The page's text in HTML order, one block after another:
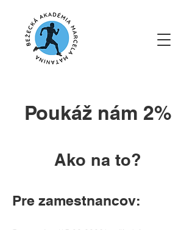
Poukáž nám 2%
Ako na to?
Pre zamestnancov: